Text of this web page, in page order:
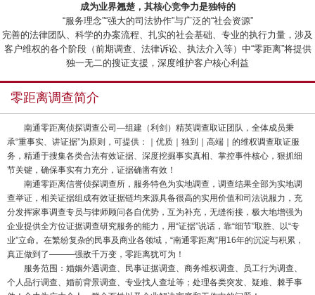
成为业界翘楚，其核心竞争力是独特的
“服务理念”“强大的司法协作”与广泛的“社会资源”
完善的法律团队、科学的办案流程、扎实的社会基础、专业的执行力量，涉及
客户维权的各个阶段（前期调查、法律诉讼、执法介入等）中“零距离”将提供
独一无二的搜证支援，深度维护客户核心利益
零距离调查简介
南通零距离侦探调查公司—组建（利剑）精英调查取证团队，全体成员秉
承“重事实、讲证据”为原则，可提供：｜优质｜独到｜高端｜的维权调查取证服
务，精通于搜集各类合法有效证据、深度挖掘事实真相、掌控事件核心，狠抓细
节关键，确保事实有力充分，证据确凿有效！
南通零距离信誉侦探调查所，服务特色为实地调查，调查结果全部为实地调
查举证，相关证据组成有效证据链均来源具备很高的实用价值和司法说服力，充
分发挥家事调查专员与律师顾问各自优势，互为补充，无缝衔接，极大地增强为
企业提供全方位证据调查研究服务的能力，用“证据”说话，靠“细节”取胜、以“专
业”立命。在繁纷复杂的民事及商业各领域，“南通零距离”用16年的沉淀与积累，
真正做到了———强敌千万变，零距离犹可为！
服务范围：婚姻外遇调查、民事证据调查、商务维权调查、员工行为调查、
个人品行调查、婚前背景调查、专业找人查址等；处理各类突发、疑难、棘手事